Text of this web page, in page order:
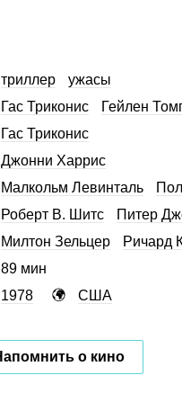
триллер
ужасы
Гас Триконис
Гейлен
Гас Триконис
Джонни Харрис
Малкольм Левинталь
Роберт В. Шитс
Питер
Милтон Зельцер
Ричард
89 мин
1978
США
о кино